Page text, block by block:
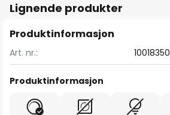
Lignende produkter
Produktinformasjon
Art. nr.: 10018350
Produktinformasjon